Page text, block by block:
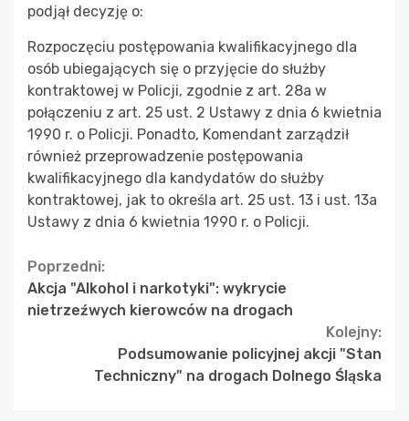
podjął decyzję o:
Rozpoczęciu postępowania kwalifikacyjnego dla
osób ubiegających się o przyjęcie do służby
kontraktowej w Policji, zgodnie z art. 28a w
połączeniu z art. 25 ust. 2 Ustawy z dnia 6 kwietnia
1990 r. o Policji. Ponadto, Komendant zarządził
również przeprowadzenie postępowania
kwalifikacyjnego dla kandydatów do służby
kontraktowej, jak to określa art. 25 ust. 13 i ust. 13a
Ustawy z dnia 6 kwietnia 1990 r. o Policji.
Continue
Reading
Poprzedni:
Akcja "Alkohol i narkotyki": wykrycie
nietrzeźwych kierowców na drogach
Kolejny:
Podsumowanie policyjnej akcji "Stan
Techniczny" na drogach Dolnego Śląska